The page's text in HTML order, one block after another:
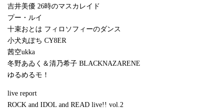
吉井美優 26時のマスカレイド
プー・ルイ
十束おとは フィロソフィーのダンス
小犬丸ぽち CY8ER
茜空ukka
冬野あゐく＆清乃希子 BLACKNAZARENE
ゆるめるモ！
live report
ROCK and IDOL and READ live!! vol.2